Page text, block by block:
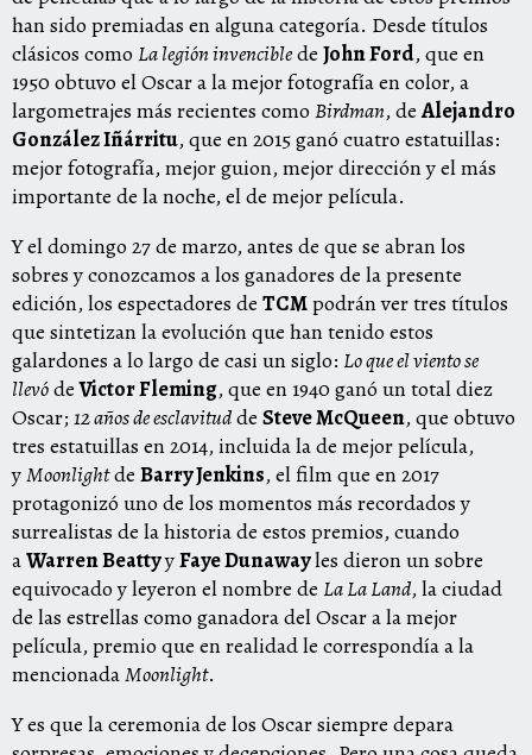
han sido premiadas en alguna categoría. Desde títulos
clásicos como La legión invenciblede John Ford, que en
1950 obtuvo el Oscar a la mejor fotografía en color, a
largometrajes más recientes como Birdman, deAlejandro
González Iñárritu, que en 2015 ganó cuatro estatuillas:
mejor fotografía, mejor guion, mejor dirección y el más
importante de la noche, el de mejor película.
Y el domingo 27 de marzo, antes de que se abran los
sobres y conozcamos a los ganadores de la presente
edición, los espectadores de TCMpodrán ver tres títulos
que sintetizan la evolución que han tenido estos
galardones a lo largo de casi un siglo: Lo que el viento se
llevódeVictor Fleming, que en 1940 ganó un total diez
Oscar; 12 años de esclavitudde Steve McQueen, que obtuvo
tres estatuillas en 2014, incluida la de mejor película,
yMoonlightde Barry Jenkins, el film que en 2017
protagonizó uno de los momentos más recordados y
surrealistas de la historia de estos premios, cuando
aWarren BeattyyFaye Dunawayles dieron un sobre
equivocado y leyeron el nombre de La La Land, la ciudad
de las estrellas como ganadora del Oscar a la mejor
película, premio que en realidad le correspondía a la
mencionadaMoonlight.
Y es que la ceremonia de los Oscar siempre depara